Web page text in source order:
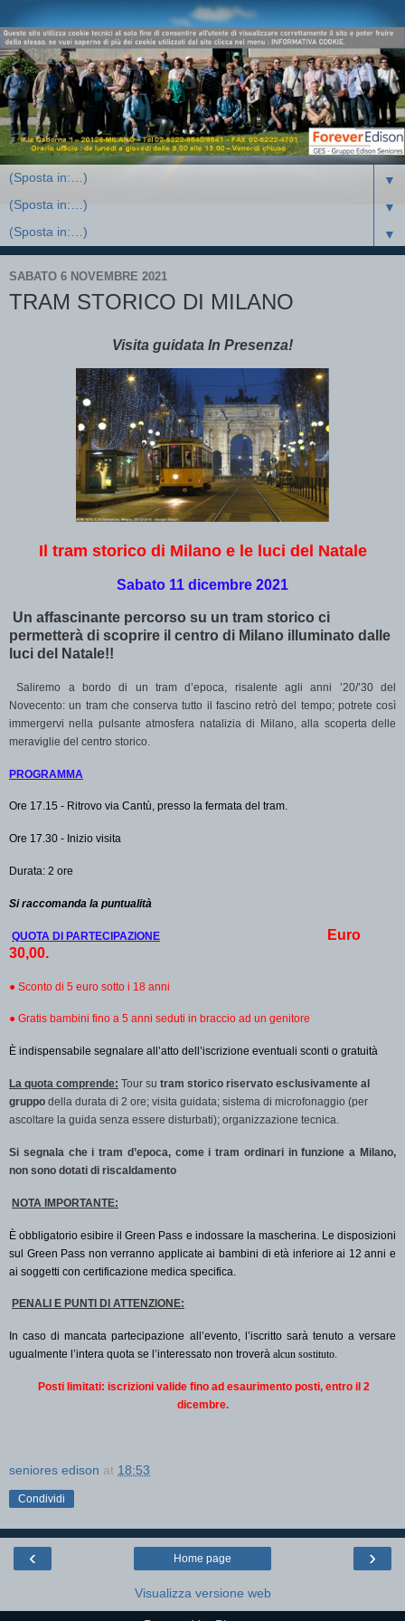
▼
▼
▼
SABATO 6 NOVEMBRE 2021
TRAM STORICO DI MILANO
Visita guidata In Presenza!
Il tram storico di Milano e le luci del Natale
Sabato 11 dicembre 2021
Un affascinante percorso su un tram storico ci
permetterà di scoprire il centro di Milano illuminato dalle
luci del Natale!!
Saliremo a bordo di un tram d’epoca, risalente agli anni ’20/’30 del
Novecento: un tram che conserva tutto il fascino retrò del tempo; potrete così
immergervi nella pulsante atmosfera natalizia di Milano, alla scoperta delle
meraviglie del centro storico.
PROGRAMMA
Ore 17.15 - Ritrovo via Cantù, presso la fermata del tram.
Ore 17.30 - Inizio visita
Durata: 2 ore
Si raccomanda la puntualità
QUOTA DI PARTECIPAZIONE
Euro
30,00.
● Sconto di 5 euro sotto i 18 anni
● Gratis bambini fino a 5 anni seduti in braccio ad un genitore
È indispensabile segnalare all’atto dell’iscrizione eventuali sconti o gratuità
La quota comprende: Tour su tram storico riservato esclusivamente al
gruppo della durata di 2 ore; visita guidata; sistema di microfonaggio (per
ascoltare la guida senza essere disturbati); organizzazione tecnica.
Si segnala che i tram d’epoca, come i tram ordinari in funzione a Milano,
non sono dotati di riscaldamento
NOTA IMPORTANTE:
È obbligatorio esibire il Green Pass e indossare la mascherina. Le disposizioni
sul Green Pass non verranno applicate ai bambini di età inferiore ai 12 anni e
ai soggetti con certificazione medica specifica.
PENALI E PUNTI DI ATTENZIONE:
In caso di mancata partecipazione all’evento, l’iscritto sarà tenuto a versare
ugualmente l’intera quota se l’interessato non troverà alcun sostituto.
Posti limitati: iscrizioni valide fino ad esaurimento posti, entro il 2
dicembre.
seniores edison at 18:53
Condividi
‹ ›
Home page
Visualizza versione web